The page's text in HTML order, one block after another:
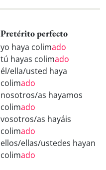
Pretérito perfecto
yo haya colimado
tú hayas colimado
él/ella/usted haya
colimado
nosotros/as hayamos
colimado
vosotros/as hayáis
colimado
ellos/ellas/ustedes hayan
colimado